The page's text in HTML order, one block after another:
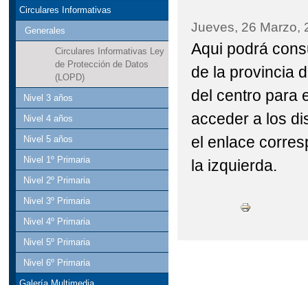
Circulares Informativas
Generales
Circulares Informativas Ley
de Protección de Datos
(LOPD)
Nivel 3 años
Nivel 4 años
Nivel 5 años
Nivel 1º Primaria
Nivel 2º Primaria
Nivel 3º Primaria
Nivel 4º Primaria
Nivel 5º Primaria
Nivel 6º Primaria
Jueves, 26 Marzo,
Aqui podrá
de la provincia
del centro para
acceder a los
el enlace
la izquierda.